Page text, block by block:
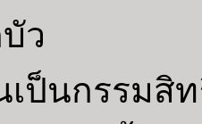
ว
เป็นกรรมสิ